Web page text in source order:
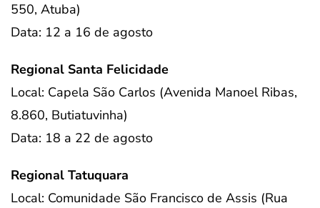
550, Atuba)
Data: 12 a 16 de agosto
Regional Santa Felicidade
Local: Capela São Carlos (Avenida Manoel Ribas,
8.860, Butiatuvinha)
Data: 18 a 22 de agosto
Regional Tatuquara
Local: Comunidade São Francisco de Assis (Rua